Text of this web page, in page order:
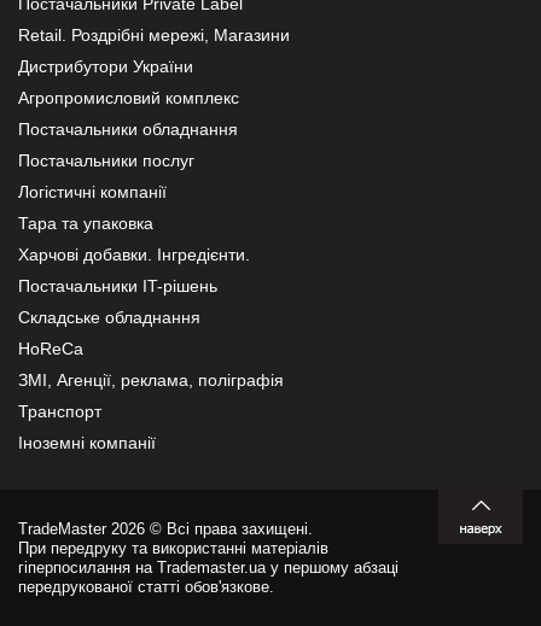
Retail. Роздрібні мережі, Магазини
Дистрибутори України
Агропромисловий комплекс
Постачальники обладнання
Постачальники послуг
Логістичні компанії
Тара та упаковка
Харчові добавки. Інгредієнти.
Постачальники IT-рішень
Складське обладнання
HoReCa
ЗМІ, Агенції, реклама, поліграфія
Транспорт
Іноземні компанії
TradeMaster 2026 © Всі права захищені.
При передруку та використанні матеріалів
гіперпосилання на Trademaster.ua у першому абзаці
передрукованої статті обов'язкове.